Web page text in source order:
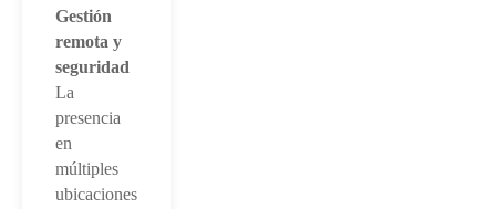
Gestión
remota y
seguridad
La
presencia
en
múltiples
ubicaciones